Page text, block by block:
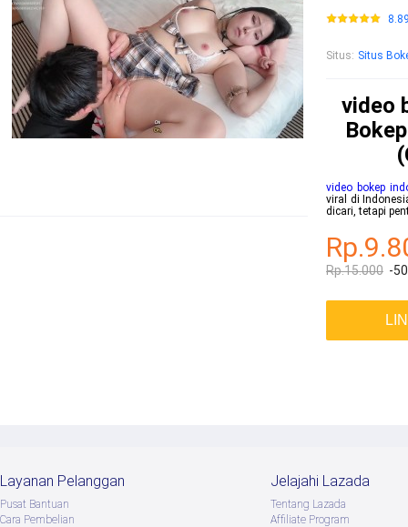
Situs: Situs
video
video bokep
viral di
dicari, tetapi
Rp.15.000 -
Layanan Pelanggan
Pusat Bantuan
Cara Pembelian
Jelajahi Lazada
Tentang Lazada
Afﬁliate Program